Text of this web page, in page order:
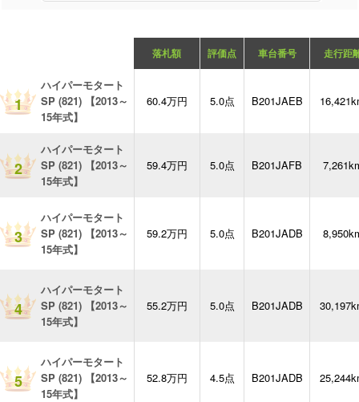
落札額 評価点 車台番号 走行距
1
ハイパーモタート
SP (821) 【2013～
15年式】
60.4万円 5.0点 B201JAEB
2
ハイパーモタート
SP (821) 【2013～
15年式】
59.4万円 5.0点 B201JAFB
3
ハイパーモタート
SP (821) 【2013～
15年式】
59.2万円 5.0点 B201JADB
4
ハイパーモタート
SP (821) 【2013～
15年式】
55.2万円 5.0点 B201JADB
5
ハイパーモタート
SP (821) 【2013～
15年式】
52.8万円 4.5点 B201JADB